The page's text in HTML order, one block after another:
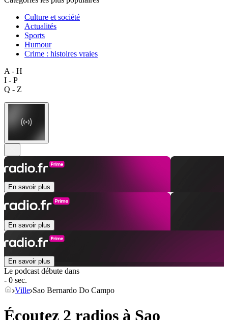
Culture et société
Actualités
Sports
Humour
Crime : histoires vraies
A - H
I - P
Q - Z
En savoir plus
En savoir plus
En savoir plus
Le podcast débute dans
- 0 sec.
Ville Sao Bernardo Do Campo
Écoutez 2 radios à Sao